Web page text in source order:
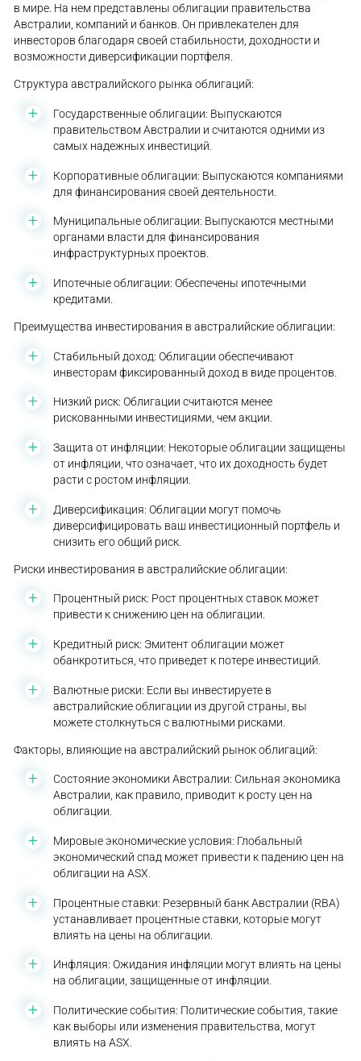
в мире. На нем представлены облигации правительства
Австралии, компаний и банков. Он привлекателен для
инвесторов благодаря своей стабильности, доходности и
возможности диверсификации портфеля.
Структура австралийского рынка облигаций:
Государственные облигации: Выпускаются
правительством Австралии и считаются одними из
самых надежных инвестиций.
Корпоративные облигации: Выпускаются компаниями
для финансирования своей деятельности.
Муниципальные облигации: Выпускаются местными
органами власти для финансирования
инфраструктурных проектов.
Ипотечные облигации: Обеспечены ипотечными
кредитами.
Преимущества инвестирования в австралийские облигации:
Стабильный доход: Облигации обеспечивают
инвесторам фиксированный доход в виде процентов.
Низкий риск: Облигации считаются менее
рискованными инвестициями, чем акции.
Защита от инфляции: Некоторые облигации защищены
от инфляции, что означает, что их доходность будет
расти с ростом инфляции.
Диверсификация: Облигации могут помочь
диверсифицировать ваш инвестиционный портфель и
снизить его общий риск.
Риски инвестирования в австралийские облигации:
Процентный риск: Рост процентных ставок может
привести к снижению цен на облигации.
Кредитный риск: Эмитент облигации может
обанкротиться, что приведет к потере инвестиций.
Валютные риски: Если вы инвестируете в
австралийские облигации из другой страны, вы
можете столкнуться с валютными рисками.
Факторы, влияющие на австралийский рынок облигаций:
Состояние экономики Австралии: Сильная экономика
Австралии, как правило, приводит к росту цен на
облигации.
Мировые экономические условия: Глобальный
экономический спад может привести к падению цен на
облигации на ASX.
Процентные ставки: Резервный банк Австралии (RBA)
устанавливает процентные ставки, которые могут
влиять на цены на облигации.
Инфляция: Ожидания инфляции могут влиять на цены
на облигации, защищенные от инфляции.
Политические события: Политические события, такие
как выборы или изменения правительства, могут
влиять на ASX.